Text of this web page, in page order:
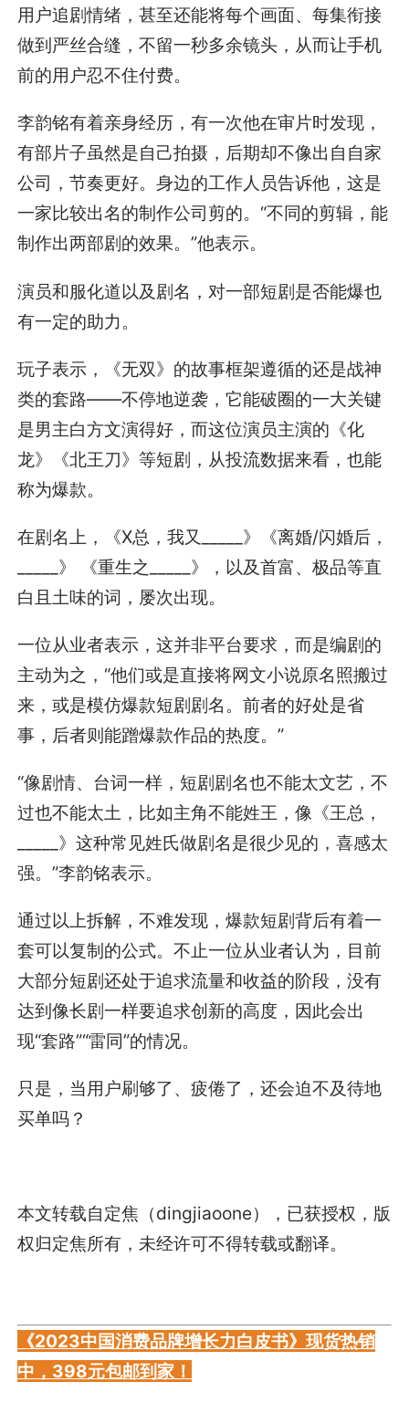
用户追剧情绪，甚至还能将每个画面、每集衔接
做到严丝合缝，不留一秒多余镜头，从而让手机
前的用户忍不住付费。
李韵铭有着亲身经历，有一次他在审片时发现，
有部片子虽然是自己拍摄，后期却不像出自自家
公司，节奏更好。身边的工作人员告诉他，这是
一家比较出名的制作公司剪的。“不同的剪辑，能
制作出两部剧的效果。”他表示。
演员和服化道以及剧名，对一部短剧是否能爆也
有一定的助力。
玩子表示，《无双》的故事框架遵循的还是战神
类的套路——不停地逆袭，它能破圈的一大关键
是男主白方文演得好，而这位演员主演的《化
龙》《北王刀》等短剧，从投流数据来看，也能
称为爆款。
在剧名上，《X总，我又_____》《离婚/闪婚后，
_____》 《重生之_____》，以及首富、极品等直
白且土味的词，屡次出现。
一位从业者表示，这并非平台要求，而是编剧的
主动为之，“他们或是直接将网文小说原名照搬过
来，或是模仿爆款短剧剧名。前者的好处是省
事，后者则能蹭爆款作品的热度。”
“像剧情、台词一样，短剧剧名也不能太文艺，不
过也不能太土，比如主角不能姓王，像《王总，
_____》这种常见姓氏做剧名是很少见的，喜感太
强。”李韵铭表示。
通过以上拆解，不难发现，爆款短剧背后有着一
套可以复制的公式。不止一位从业者认为，目前
大部分短剧还处于追求流量和收益的阶段，没有
达到像长剧一样要追求创新的高度，因此会出
现“套路”“雷同”的情况。
只是，当用户刷够了、疲倦了，还会迫不及待地
买单吗？
本文转载自定焦（dingjiaoone），已获授权，版
权归定焦所有，未经许可不得转载或翻译。
《2023中国消费品牌增长力白皮书》现货热销
中，398元包邮到家！